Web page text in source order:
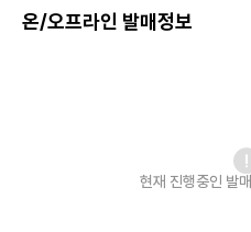
온/오프라인 발매정보
현재 진행중인 발매